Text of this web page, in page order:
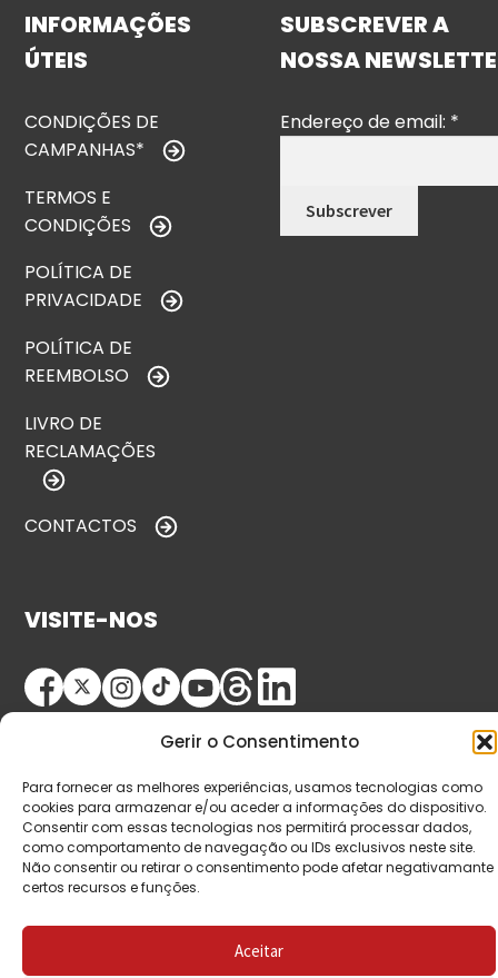
Gerir o Consentimento
Para fornecer as melhores experiências, usamos tecnologias como
cookies para armazenar e/ou aceder a informações do dispositivo.
Consentir com essas tecnologias nos permitirá processar dados,
como comportamento de navegação ou IDs exclusivos neste site.
Não consentir ou retirar o consentimento pode afetar negativamante
certos recursos e funções.
Aceitar
INFORMAÇÕES
ÚTEIS
CONDIÇÕES DE
CAMPANHAS*
TERMOS E
CONDIÇÕES
POLÍTICA DE
PRIVACIDADE
POLÍTICA DE
REEMBOLSO
LIVRO DE
RECLAMAÇÕES
CONTACTOS
SUBSCREVER A
NOSSA
Endereço de email: *
VISITE-NOS
© Copyright 2026 Saída de Emergência. Todos os
direitos reservados.